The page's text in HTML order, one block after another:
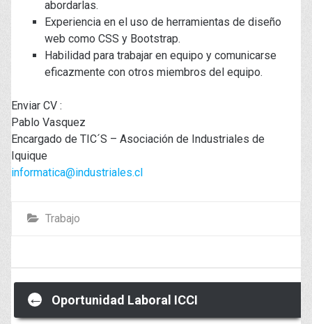
abordarlas.
Experiencia en el uso de herramientas de diseño
web como CSS y Bootstrap.
Habilidad para trabajar en equipo y comunicarse
eficazmente con otros miembros del equipo.
Enviar CV :
Pablo Vasquez
Encargado de TIC´S – Asociación de Industriales de
Iquique
informatica@industriales.cl
Trabajo
Post
← Oportunidad Laboral ICCI